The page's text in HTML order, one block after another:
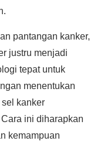
pantangan kanker,
justru menjadi
tepat untuk
menentukan
kanker
ini diharapkan
kemampuan